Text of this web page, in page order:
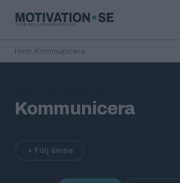
Hem Kommunicera
Kommunicera
+ Följ ämne